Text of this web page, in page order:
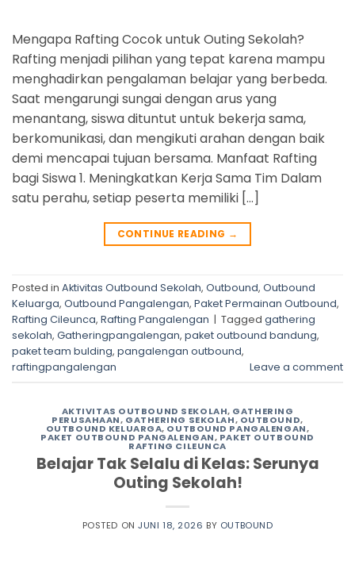
Mengapa Rafting Cocok untuk Outing Sekolah?
Rafting menjadi pilihan yang tepat karena mampu
menghadirkan pengalaman belajar yang berbeda.
Saat mengarungi sungai dengan arus yang
menantang, siswa dituntut untuk bekerja sama,
berkomunikasi, dan mengikuti arahan dengan baik
demi mencapai tujuan bersama. Manfaat Rafting
bagi Siswa 1. Meningkatkan Kerja Sama Tim Dalam
satu perahu, setiap peserta memiliki […]
CONTINUE READING →
Posted in Aktivitas Outbound Sekolah, Outbound, Outbound
Keluarga, Outbound Pangalengan, Paket Permainan Outbound,
Rafting Cileunca, Rafting Pangalengan | Tagged gathering
sekolah, Gatheringpangalengan, paket outbound bandung,
paket team bulding, pangalengan outbound,
raftingpangalengan
Leave a comment
AKTIVITAS OUTBOUND SEKOLAH, GATHERING
PERUSAHAAN, GATHERING SEKOLAH, OUTBOUND,
OUTBOUND KELUARGA, OUTBOUND PANGALENGAN,
PAKET OUTBOUND PANGALENGAN, PAKET OUTBOUND
RAFTING CILEUNCA
Belajar Tak Selalu di Kelas: Serunya
Outing Sekolah!
POSTED ONJUNI 18, 2026 BY OUTBOUND